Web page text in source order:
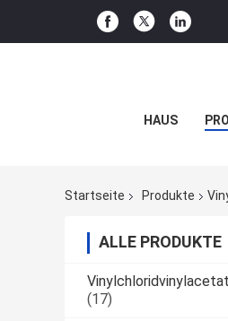
HAUS
Startseite Produkte
ALLE PRODUKTE
(17)